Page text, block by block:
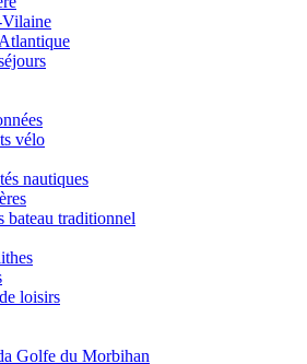
vélo
nautiques
bateau traditionnel
loisirs
Golfe du Morbihan